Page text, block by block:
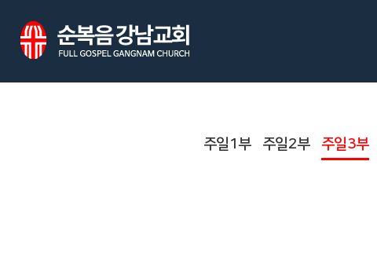
주일1부 주일2부 주일3부